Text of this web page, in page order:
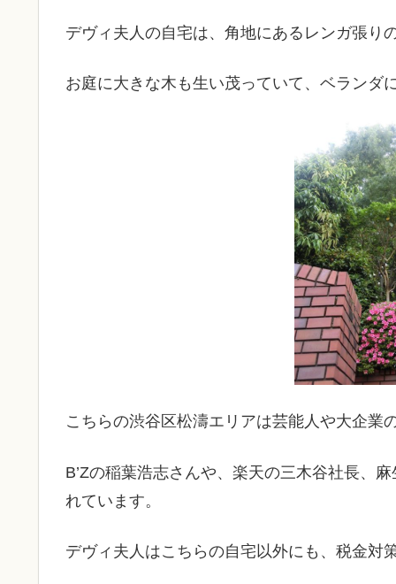
デヴィ夫人の自宅は、角地にあるレンガ張り
お庭に大きな木も生い茂っていて、ベランダ
こちらの渋谷区松濤エリアは芸能人や大企業
B’Zの稲葉浩志さんや、楽天の三木谷社長、
れています。
デヴィ夫人はこちらの自宅以外にも、税金対